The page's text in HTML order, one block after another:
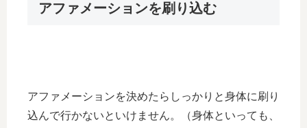
アファメーションを刷り込む
アファメーションを決めたらしっかりと身体に刷り
込んで行かないといけません。（身体といっても、